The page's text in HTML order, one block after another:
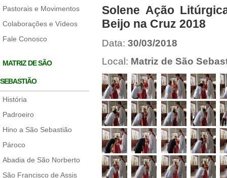
Pastorais e Movimentos
Colaborações e Vídeos
Fale Conosco
MATRIZ DE SÃO
SEBASTIÃO
História
Padroeiro
Hino a São Sebastião
Pároco
Abadia de São Norberto
São Francisco de Assis
Solene Ação
Beijo na Cruz 2018
Data: 30/03/2018
Local: Matriz de São